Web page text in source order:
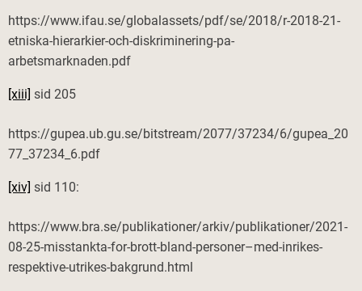
https://www.ifau.se/globalassets/pdf/se/2018/r-2018-21-
etniska-hierarkier-och-diskriminering-pa-
arbetsmarknaden.pdf
[xiii] sid 205
https://gupea.ub.gu.se/bitstream/2077/37234/6/gupea_20
77_37234_6.pdf
[xiv] sid 110:
https://www.bra.se/publikationer/arkiv/publikationer/2021-
08-25-misstankta-for-brott-bland-personer–med-inrikes-
respektive-utrikes-bakgrund.html